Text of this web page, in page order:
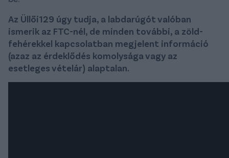
Az Üllői129 úgy tudja, a labdarúgót valóban
ismerik az FTC-nél, de minden további, a zöld-
fehérekkel kapcsolatban megjelent információ
(azaz az érdeklődés komolysága vagy az
esetleges vételár) alaptalan.